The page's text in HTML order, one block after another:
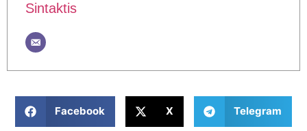
Sintaktis
Facebook X Telegram